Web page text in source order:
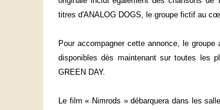
titres d'ANALOG DOGS, le groupe fictif au
Pour accompagner cette annonce, le
disponibles dès maintenant sur toutes les
GREEN DAY.
Le film « Nimrods » débarquera dans les